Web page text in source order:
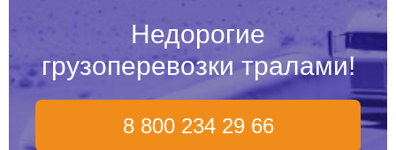
Недорогие
грузоперевозки тралами!
8 800 234 29 66